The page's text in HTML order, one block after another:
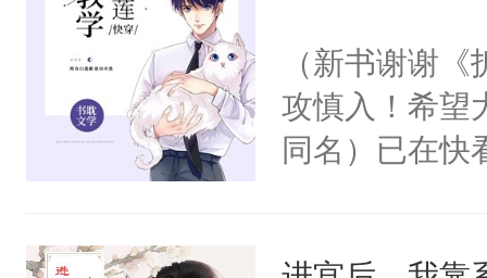
（新书谢谢
攻慎入！希望
同名）已在快